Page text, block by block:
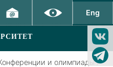
Eng
и олимпиады /